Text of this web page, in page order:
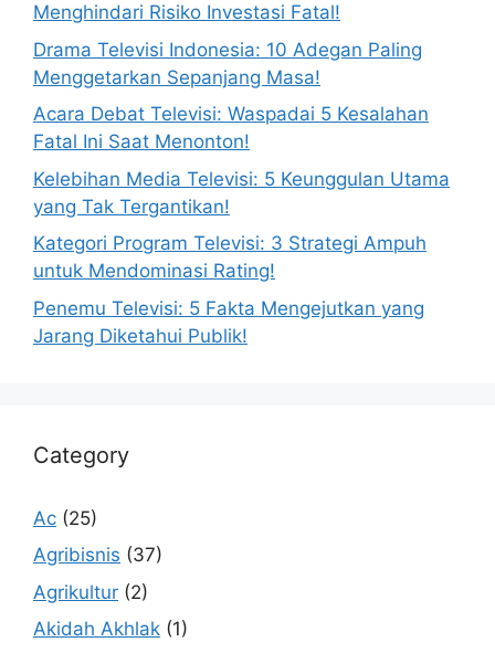
Menghindari Risiko Investasi Fatal!
Drama Televisi Indonesia: 10 Adegan Paling
Menggetarkan Sepanjang Masa!
Acara Debat Televisi: Waspadai 5 Kesalahan
Fatal Ini Saat Menonton!
Kelebihan Media Televisi: 5 Keunggulan Utama
yang Tak Tergantikan!
Kategori Program Televisi: 3 Strategi Ampuh
untuk Mendominasi Rating!
Penemu Televisi: 5 Fakta Mengejutkan yang
Jarang Diketahui Publik!
Category
Ac (25)
Agribisnis (37)
Agrikultur (2)
Akidah Akhlak (1)